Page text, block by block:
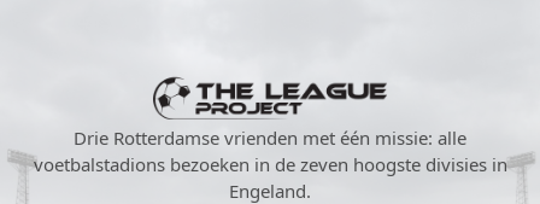
Drie Rotterdamse vrienden met één missie: alle
voetbalstadions bezoeken in de zeven hoogste divisies in
Engeland.